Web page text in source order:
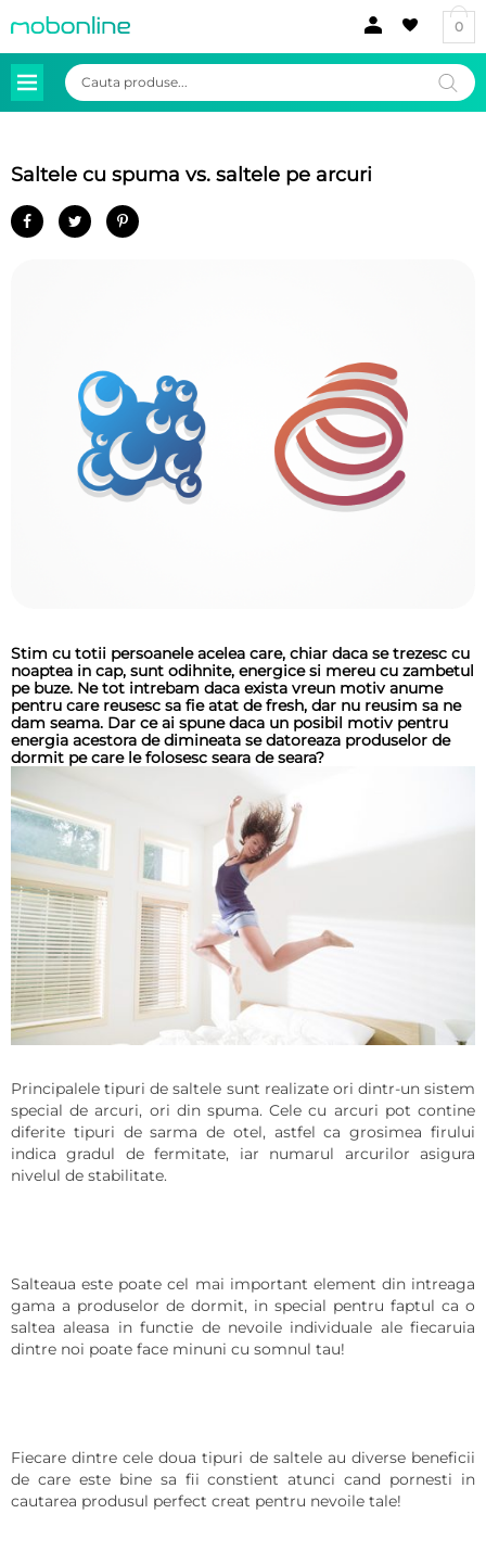
0
Products
search
Saltele cu spuma vs. saltele pe arcuri
Stim cu totii persoanele acelea care, chiar daca se trezesc cu
noaptea in cap, sunt odihnite, energice si mereu cu zambetul
pe buze. Ne tot intrebam daca exista vreun motiv anume
pentru care reusesc sa fie atat de fresh, dar nu reusim sa ne
dam seama. Dar ce ai spune daca un posibil motiv pentru
energia acestora de dimineata se datoreaza produselor de
dormit pe care le folosesc seara de seara?
Principalele tipuri de saltele sunt realizate ori dintr-un sistem
special de arcuri, ori din spuma. Cele cu arcuri pot contine
diferite tipuri de sarma de otel, astfel ca grosimea firului
indica gradul de fermitate, iar numarul arcurilor asigura
nivelul de stabilitate.
Salteaua este poate cel mai important element din intreaga
gama a produselor de dormit, in special pentru faptul ca o
saltea aleasa in functie de nevoile individuale ale fiecaruia
dintre noi poate face minuni cu somnul tau!
Fiecare dintre cele doua tipuri de saltele au diverse beneficii
de care este bine sa fii constient atunci cand pornesti in
cautarea produsul perfect creat pentru nevoile tale!